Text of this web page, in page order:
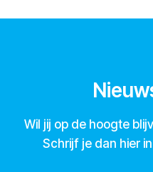
Wil jij op de hoogte
Schrijf je dan hier